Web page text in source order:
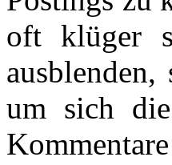
oft klüger
um sich die